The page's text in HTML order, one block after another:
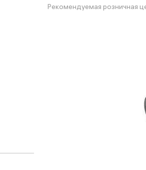
Рекомендуемая розничная